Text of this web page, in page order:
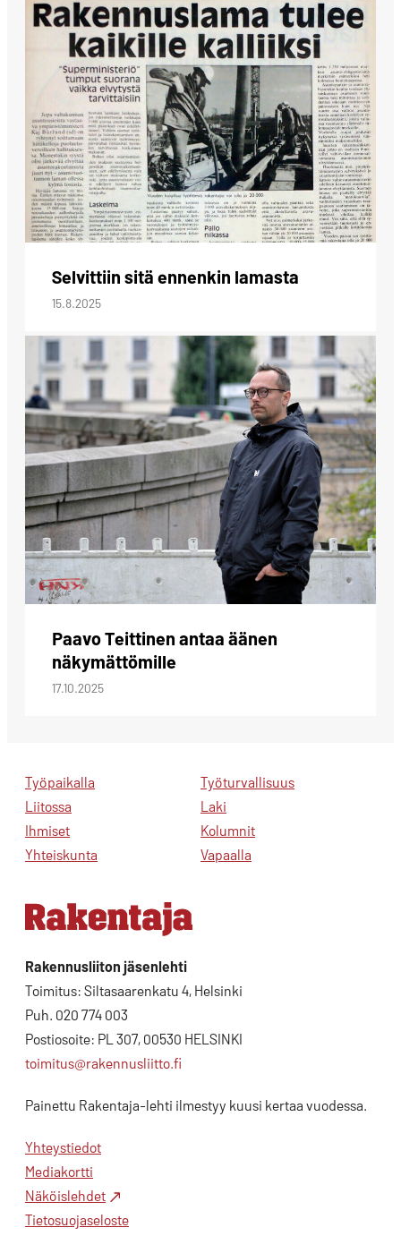
Selvittiin sitä ennenkin lamasta
15.8.2025
Paavo Teittinen antaa äänen
näkymättömille
17.10.2025
Työpaikalla
Liitossa
Ihmiset
Yhteiskunta
Työturvallisuus
Laki
Kolumnit
Vapaalla
Rakennusliiton jäsenlehti
Toimitus: Siltasaarenkatu 4, Helsinki
Puh. 020 774 003
Postiosoite: PL 307, 00530 HELSINKI
toimitus@rakennusliitto.fi
Painettu Rakentaja-lehti ilmestyy kuusi kertaa vuodessa.
Yhteystiedot
Mediakortti
Näköislehdet
Tietosuojaseloste